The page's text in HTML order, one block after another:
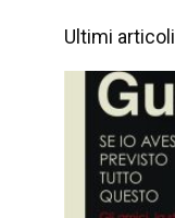
Ultimi articoli